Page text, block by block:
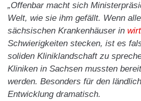
„Offenbar macht sich
Welt, wie sie ihm gefällt. Wenn
sächsischen Krankenhäuser in
Schwierigkeiten stecken, ist es
soliden Kliniklandschaft zu
Kliniken in Sachsen mussten
werden. Besonders für den
Entwicklung dramatisch.